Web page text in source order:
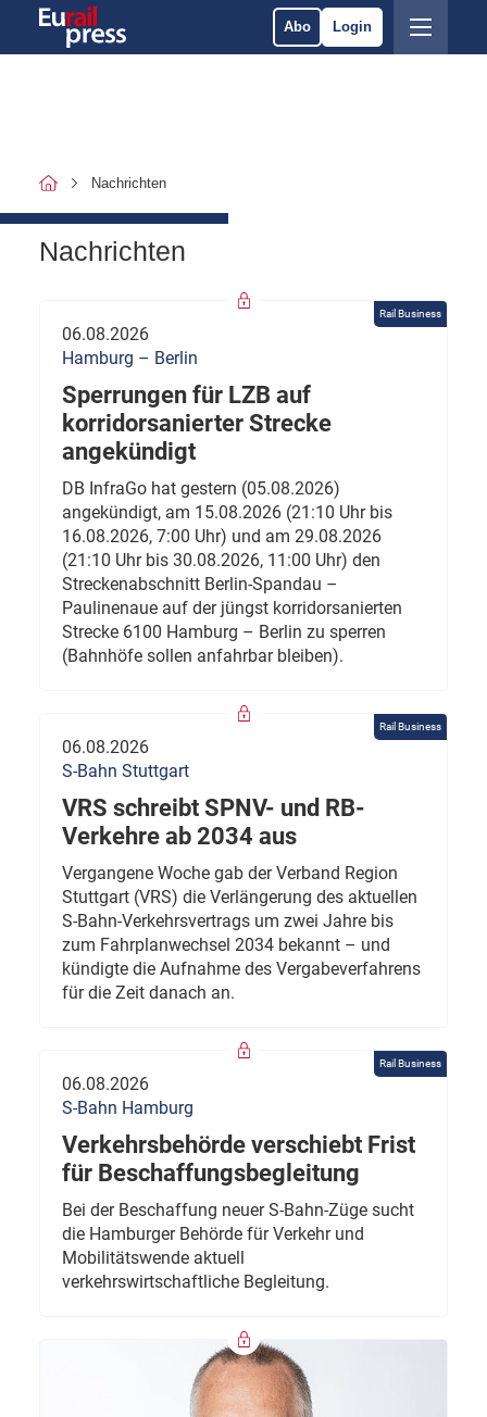
Abo Login
Nachrichten
Nachrichten
Rail Business
06.08.2026
Hamburg – Berlin
Sperrungen für LZB auf
korridorsanierter Strecke
angekündigt
DB InfraGo hat gestern (05.08.2026)
angekündigt, am 15.08.2026 (21:10 Uhr bis
16.08.2026, 7:00 Uhr) und am 29.08.2026
(21:10 Uhr bis 30.08.2026, 11:00 Uhr) den
Streckenabschnitt Berlin-Spandau –
Paulinenaue auf der jüngst korridorsanierten
Strecke 6100 Hamburg – Berlin zu sperren
(Bahnhöfe sollen anfahrbar bleiben).
Rail Business
06.08.2026
S-Bahn Stuttgart
VRS schreibt SPNV- und RB-
Verkehre ab 2034 aus
Vergangene Woche gab der Verband Region
Stuttgart (VRS) die Verlängerung des aktuellen
S-Bahn-Verkehrsvertrags um zwei Jahre bis
zum Fahrplanwechsel 2034 bekannt – und
kündigte die Aufnahme des Vergabeverfahrens
für die Zeit danach an.
Rail Business
06.08.2026
S-Bahn Hamburg
Verkehrsbehörde verschiebt Frist
für Beschaffungsbegleitung
Bei der Beschaffung neuer S-Bahn-Züge sucht
die Hamburger Behörde für Verkehr und
Mobilitätswende aktuell
verkehrswirtschaftliche Begleitung.